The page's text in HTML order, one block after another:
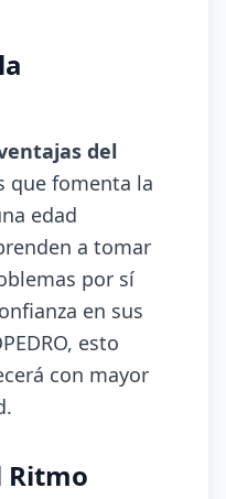
del
que fomenta la
edad
a tomar
por sí
en sus
esto
con mayor
Ritmo